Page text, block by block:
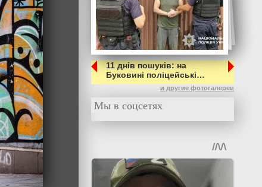
11 днів пошуків: на
Буковині поліцейські…
и другие фотогалереи
Мы в соцсетях